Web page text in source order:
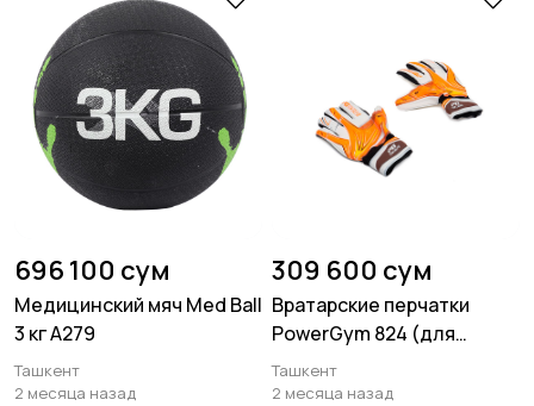
696 100 сум
Медицинский мяч Med Ball
3 кг A279
Ташкент
2 месяца назад
309 600 сум
Вратарские перчатки
PowerGym 824 (для
детей)
Ташкент
2 месяца назад